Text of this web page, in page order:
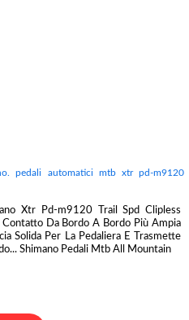
pedali automatici mtb xtr pd-m9120
Xtr Pd-m9120 Trail Spd Clipless
Da Bordo A Bordo Più Ampia
Solida Per La Pedaliera E Trasmette
Shimano Pedali Mtb All Mountain